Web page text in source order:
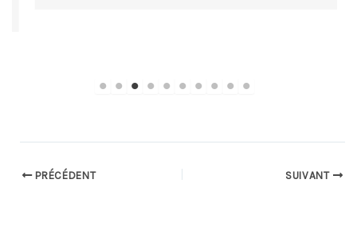
PRÉCÉDENT SUIVANT